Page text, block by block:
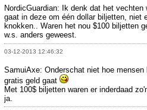
NordicGuardian: Ik denk dat het
gaat in deze om één dollar biljetten, niet
knokken.. Waren het nou $100 biljetten
w.s. anders geweest.
03-12-2013 12:46:32
SamuiAxe: Onderschat niet hoe
gratis geld gaat
Met 100$ biljetten waren er inderdaad
ja.